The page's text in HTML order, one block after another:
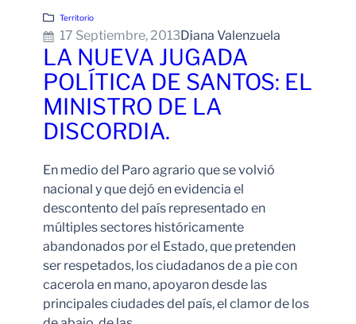
Territorio
17 Septiembre, 2013Diana Valenzuela
LA NUEVA JUGADA
POLÍTICA DE SANTOS: EL
MINISTRO DE LA
DISCORDIA.
En medio del Paro agrario que se volvió
nacional y que dejó en evidencia el
descontento del país representado en
múltiples sectores históricamente
abandonados por el Estado, que pretenden
ser respetados, los ciudadanos de a pie con
cacerola en mano, apoyaron desde las
principales ciudades del país, el clamor de los